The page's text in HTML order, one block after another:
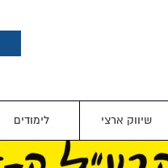
שיווק ארצי לימודים